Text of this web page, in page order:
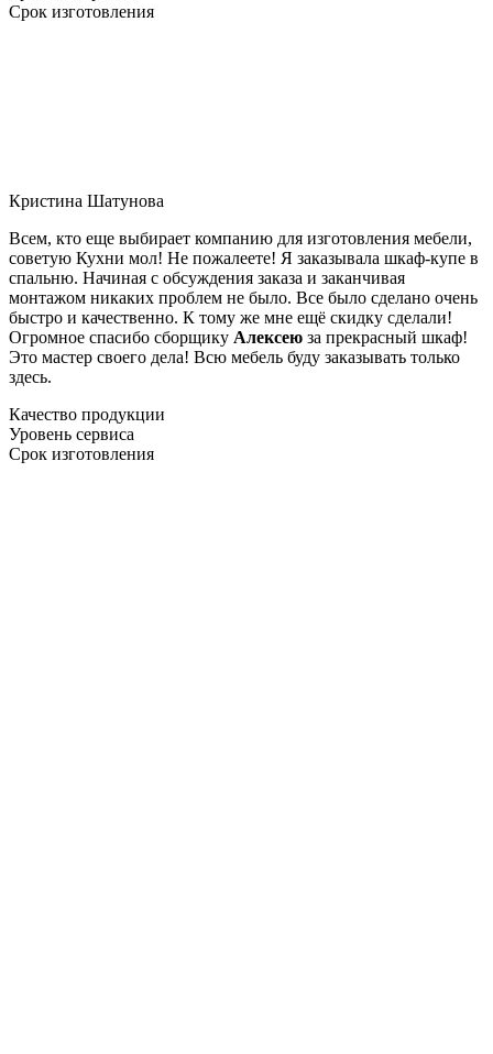
Срок изготовления
Кристина Шатунова
Всем, кто еще выбирает компанию для изготовления мебели,
советую Кухни мол! Не пожалеете! Я заказывала шкаф-купе в
спальню. Начиная с обсуждения заказа и заканчивая
монтажом никаких проблем не было. Все было сделано очень
быстро и качественно. К тому же мне ещё скидку сделали!
Огромное спасибо сборщику Алексею за прекрасный шкаф!
Это мастер своего дела! Всю мебель буду заказывать только
здесь.
Качество продукции
Уровень сервиса
Срок изготовления